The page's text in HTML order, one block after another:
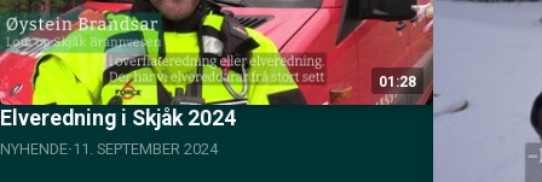
01:28
Elveredning i Skjåk 2024
NYHENDE 11. SEPTEMBER 2024